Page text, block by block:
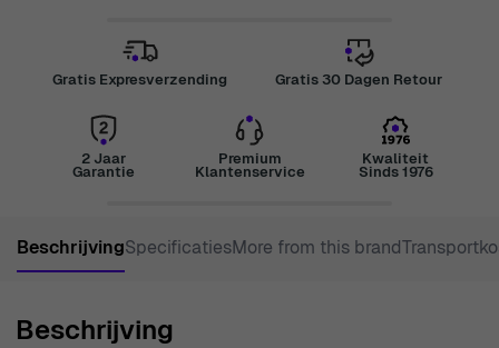
Gratis Expresverzending Gratis 30 Dagen Retour
2 Jaar
Garantie
Premium
Klantenservice
Kwaliteit
Sinds 1976
BeschrijvingSpecificatiesMore from this brand
Beschrijving